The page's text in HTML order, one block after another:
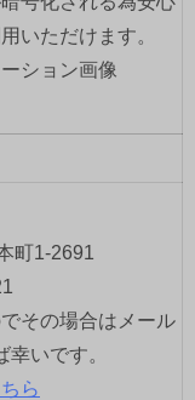
いただけます。
町1-2691
その場合はメール
いです。
ら